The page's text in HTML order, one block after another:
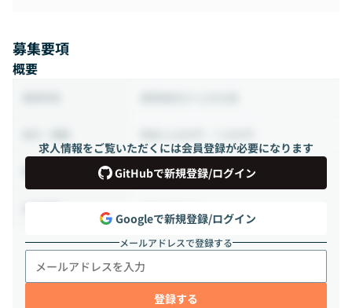
募集要項
概要
求人情報をご覧いただくには会員登録が必要になります
GitHubで新規登録/ログイン
Googleで新規登録/ログイン
メールアドレスで登録する
登録する
80時間 ~ 160時間（週20 ~ 40時間）